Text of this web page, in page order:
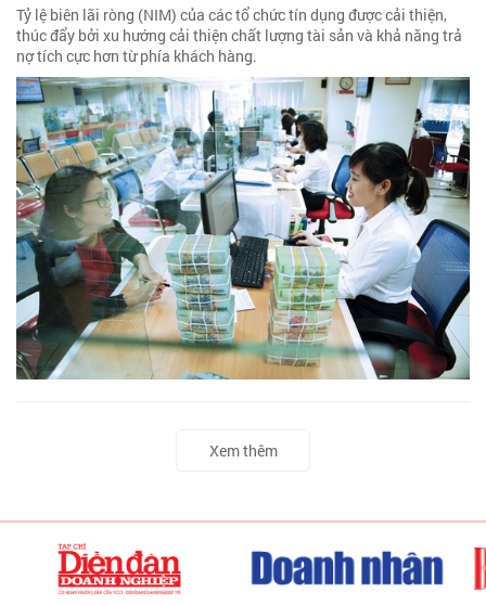
Tỷ lệ biên lãi ròng (NIM) của các tổ chức tín dụng được cải thiện,
thúc đẩy bởi xu hướng cải thiện chất lượng tài sản và khả năng trả
nợ tích cực hơn từ phía khách hàng.
Xem thêm